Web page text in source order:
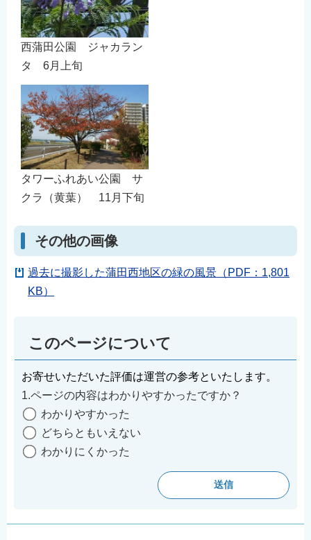
西蒲田公園 ジャカラン
タ 6月上旬
タワーふれあい公園 サ
クラ（黄葉） 11月下旬
その他の画像
過去に撮影した蒲田西地区の緑の風景（PDF：1,801
KB）
このページについて
お寄せいただいた評価は運営の参考といたします。
1.ページの内容はわかりやすかったですか？
わかりやすかった
どちらともいえない
わかりにくかった